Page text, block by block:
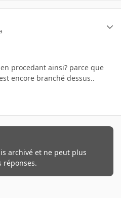
procedant ainsi? parce que
encore branché dessus..
archivé et ne peut plus
réponses.